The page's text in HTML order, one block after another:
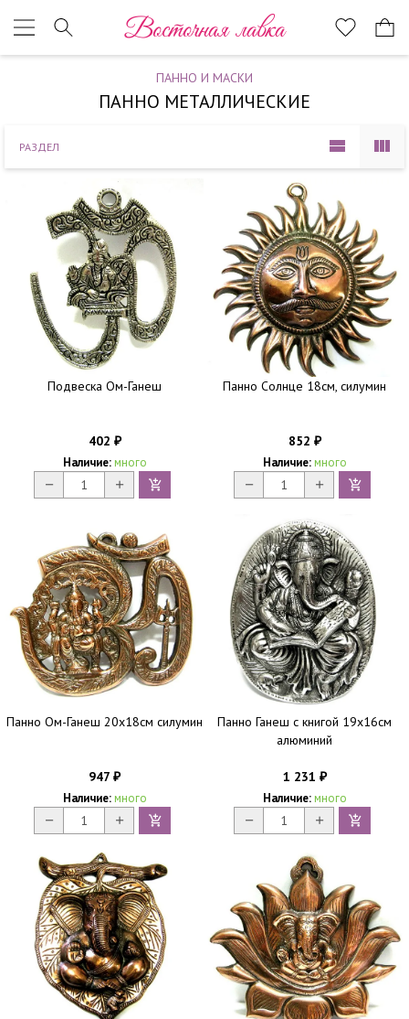
Восточная лавка
ПАННО И МАСКИ
ПАННО МЕТАЛЛИЧЕСКИЕ
РАЗДЕЛ
Подвеска Ом-Ганеш
402 ₽
Наличие: много
Панно Солнце 18см, силумин
852 ₽
Наличие: много
Панно Ом-Ганеш 20х18см силумин
947 ₽
Наличие: много
Панно Ганеш с книгой 19х16см
алюминий
1 231 ₽
Наличие: много